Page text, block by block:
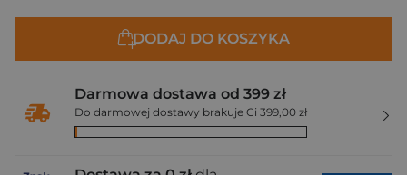
DODAJ DO KOSZYKA
Darmowa dostawa od 399 zł
Do darmowej dostawy brakuje Ci 399,00 zł